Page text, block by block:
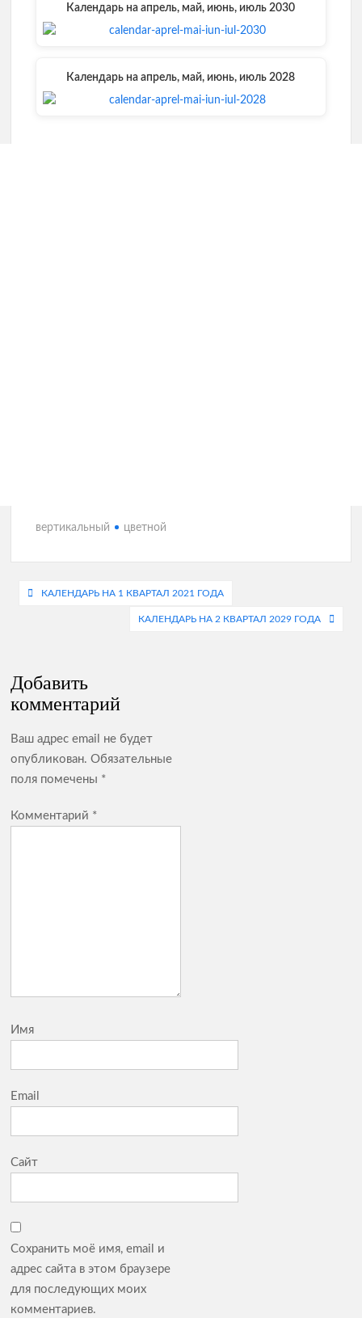
Календарь на апрель, май, июнь, июль 2030
Календарь на апрель, май, июнь, июль 2028
вертикальный цветной
Навигация
КАЛЕНДАРЬ НА 1 КВАРТАЛ 2021 ГОДА
КАЛЕНДАРЬ НА 2 КВАРТАЛ 2029 ГОДА
Добавить
комментарий
Ваш адрес email не будет
опубликован. Обязательные
поля помечены *
Комментарий *
Имя
Email
Сайт
Сохранить моё имя, email и
адрес сайта в этом браузере
для последующих моих
комментариев.